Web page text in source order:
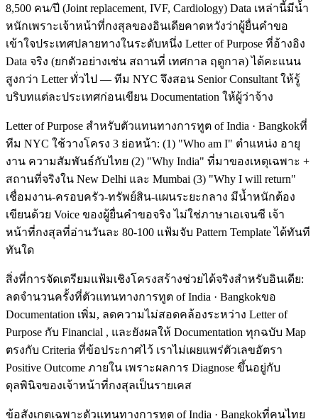
8,500 คน/ปี (Joint replacement, IVF, Cardiology) Data เหล่านี้มีน้ำ
หนักเพราะเจ้าหน้าที่กงสุลของอินเดียคาดหวังว่าผู้ยื่นคำขอ
เข้าใจประเทศปลายทางในระดับหนึ่ง Letter of Purpose ที่อ้างอิง
Data จริง (ยกตัวอย่างเช่น สถานที่ เทศกาล ฤดูกาล) ได้คะแนน
สูงกว่า Letter ทั่วไป — ทีม NYC จึงสอน Senior Consultant ให้รู้
บริบทแต่ละประเทศก่อนเขียน Documentation ให้ผู้ว่าจ้าง
Letter of Purpose สำหรับตัวแทนทางการทูต of India · Bangkokที่
ทีม NYC ใช้วางโครง 3 ย่อหน้า: (1) "Who am I" ตำแหน่ง อายุ
งาน ความสัมพันธ์กับไทย (2) "Why India" ที่มาของเหตุเฉพาะ +
สถานที่จริงใน New Delhi และ Mumbai (3) "Why I will return"
เชื่อมงาน-ครอบครัว-ทรัพย์สิน-แผนระยะกลาง มีน้ำหนักต้อง
เขียนด้วย Voice ของผู้ยื่นคำขอจริง ไม่ใช่ภาษาเอเจนซี เจ้า
หน้าที่กงสุลที่อ่านวันละ 80-100 แฟ้มจับ Pattern Template ได้ทันที
ทันใด
สิ่งที่การจัดเตรียมแฟ้มเชิงโครงสร้างช่วยได้จริงสำหรับอินเดีย:
ลดจำนวนครั้งที่ตัวแทนทางการทูต of India · Bangkokขอ
Documentation เพิ่ม, ลดความไม่สอดคล้องระหว่าง Letter of
Purpose กับ Financial , และยังผลให้ Documentation ทุกฉบับ Map
ตรงกับ Criteria ที่ข้อประกาศไว้ เราไม่เผยแพร่ตัวเลขอัตรา
Positive Outcome ภายใน เพราะผลการ Diagnose ขึ้นอยู่กับ
ดุลพินิจของเจ้าหน้าที่กงสุลเป็นรายเคส
ข้อสังเกตเฉพาะตัวแทนทางการทูต of India · Bangkokที่คนไทย